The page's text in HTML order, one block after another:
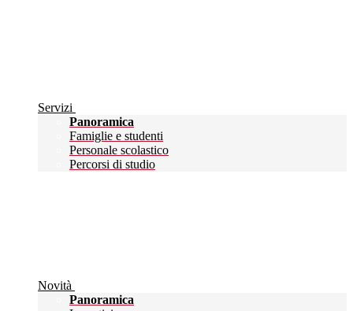
Servizi
Panoramica
Famiglie e studenti
Personale scolastico
Percorsi di studio
Novità
Panoramica